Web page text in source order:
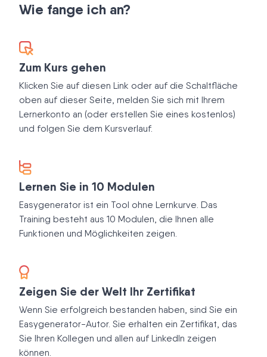
Wie fange ich an?
Zum Kurs gehen
Klicken Sie auf diesen Link oder auf die Schaltfläche
oben auf dieser Seite, melden Sie sich mit Ihrem
Lernerkonto an (oder erstellen Sie eines kostenlos)
und folgen Sie dem Kursverlauf.
Lernen Sie in 10 Modulen
Easygenerator ist ein Tool ohne Lernkurve. Das
Training besteht aus 10 Modulen, die Ihnen alle
Funktionen und Möglichkeiten zeigen.
Zeigen Sie der Welt Ihr Zertifikat
Wenn Sie erfolgreich bestanden haben, sind Sie ein
Easygenerator-Autor. Sie erhalten ein Zertifikat, das
Sie Ihren Kollegen und allen auf LinkedIn zeigen
können.